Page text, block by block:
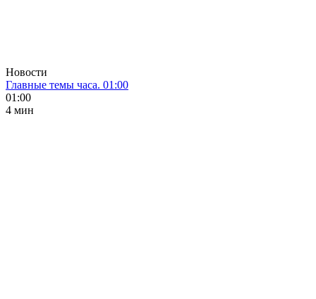
Новости
Главные темы часа. 01:00
01:00
4 мин